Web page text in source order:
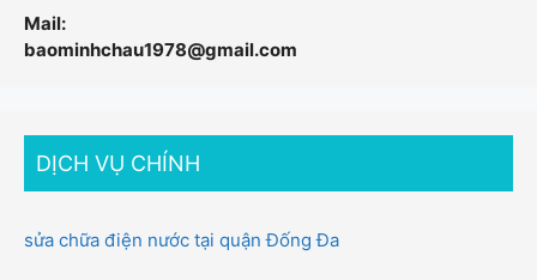
Mail:
baominhchau1978@gmail.com
DỊCH VỤ CHÍNH
sửa chữa điện nước tại quận Đống Đa